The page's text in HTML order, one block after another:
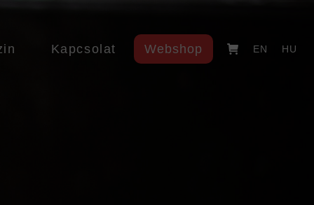
Kapcsolat Webshop EN HU
Kapcsolat Webshop EN HU